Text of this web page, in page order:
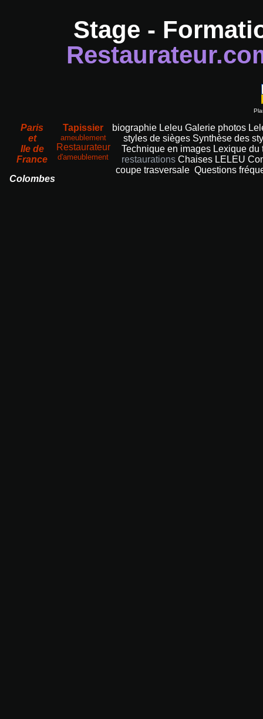
Stage -
Paris
et
Ile de
France
Colombes
Tapissier
ameublement
Restaurateur
d'ameublement
biographie Leleu Galerie photos
styles de sièges Synthèse des
Technique en images Lexique du
restaurationsChaises LELEU
coupe trasversale Questions